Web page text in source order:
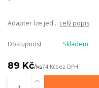
Adapter lze jed... celý popis
Dostupnost Skladem
89 Kč/ks74 Kčbez DPH